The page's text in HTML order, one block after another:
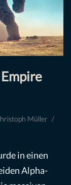
Müller
in einen
Alpha-